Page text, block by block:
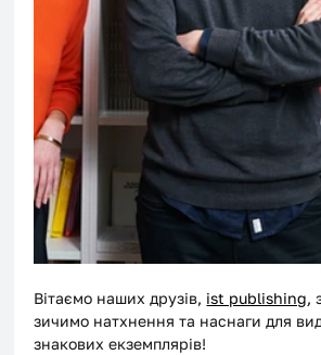
Вітаємо наших друзів, ist publishing,
зичимо натхнення та наснаги для
знакових екземплярів!